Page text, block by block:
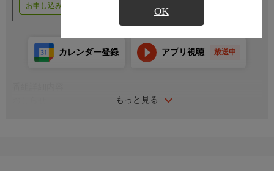
OK
お申し込みはこちら
もっと見る
カレンダー登録 アプリ視聴 放送中